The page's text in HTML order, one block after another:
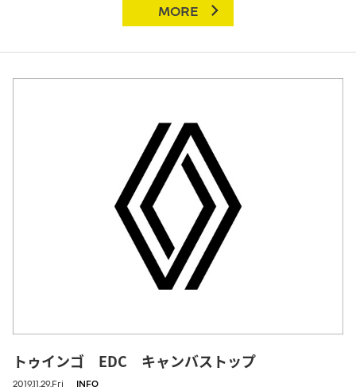
MORE
トゥインゴ EDC キャンバストップ
2019.11.29.Fri INFO